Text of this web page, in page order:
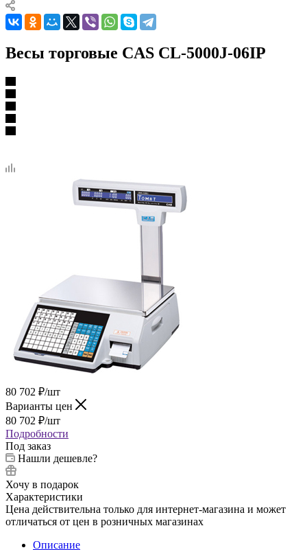
Весы торговые CAS CL-5000J-06IP
80 702 ₽/шт
Варианты цен
80 702 ₽/шт
Подробности
Под заказ
Нашли дешевле?
Хочу в подарок
Характеристики
Цена действительна только для интернет-магазина и может
отличаться от цен в розничных магазинах
Описание